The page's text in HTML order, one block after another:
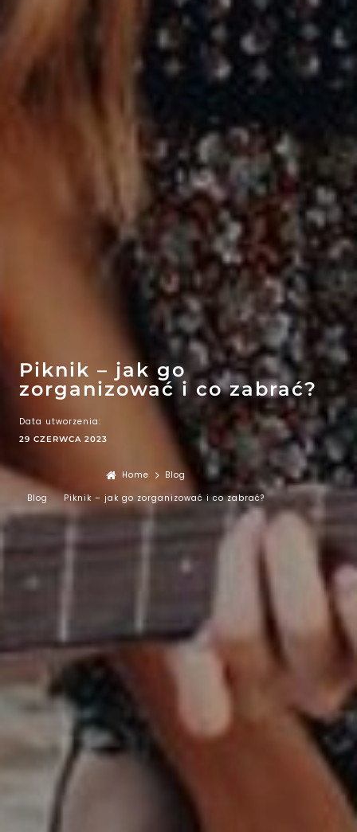
ATRAKCJE
Piknik – jak go
zorganizować i co zabrać?
29 CZERWCA 2023
Data utworzenia:
Home
Blog
Blog
Piknik – jak go zorganizować i co zabrać?